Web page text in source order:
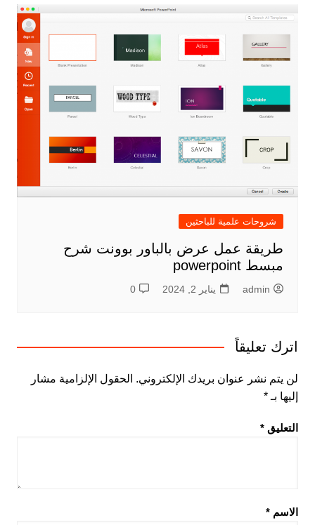
شروحات علمية للباحثين
طريقة عمل عرض بالباور بوونت شرح
مبسط powerpoint
admin يناير 2, 2024 0
اترك تعليقاً
لن يتم نشر عنوان بريدك الإلكتروني. الحقول الإلزامية مشار
إليها بـ *
التعليق *
الاسم *